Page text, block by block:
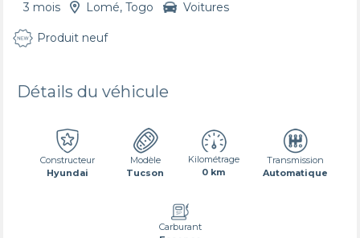
3 mois Lomé, Togo Voitures
Produit neuf
Détails du véhicule
Constructeur
Hyundai
Modèle
Tucson
Kilométrage
0 km
Transmission
Automatique
Carburant